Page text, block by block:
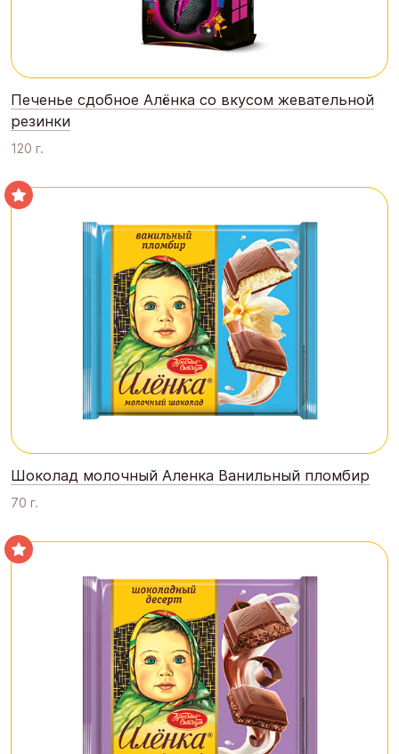
Печенье сдобное Алёнка со вкусом жевательной
резинки
120 г.
Шоколад молочный Аленка Ванильный пломбир
70 г.